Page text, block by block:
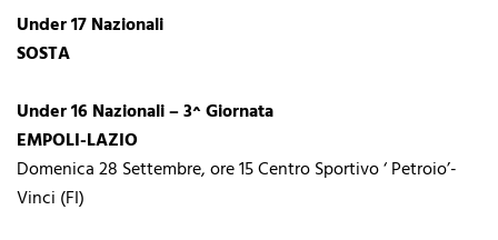
Under 17 Nazionali
SOSTA
Under 16 Nazionali – 3^ Giornata
EMPOLI-LAZIO
Domenica 28 Settembre, ore 15 Centro Sportivo ‘ Petroio’-
Vinci (FI)